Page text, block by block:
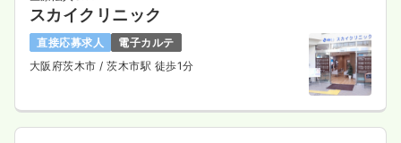
スカイクリニック
直接応募求人
電子カルテ
大阪府茨木市 / 茨木市駅 徒歩1分